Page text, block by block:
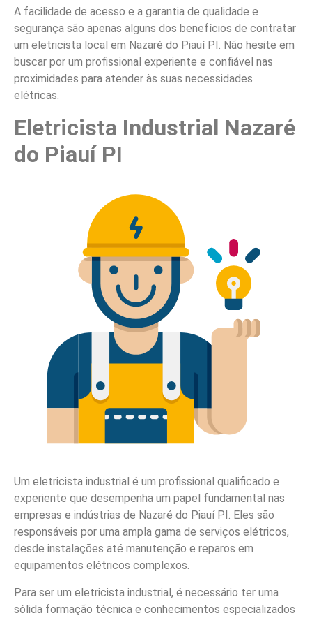
A facilidade de acesso e a garantia de qualidade e
segurança são apenas alguns dos benefícios de contratar
um eletricista local em Nazaré do Piauí PI. Não hesite em
buscar por um profissional experiente e confiável nas
proximidades para atender às suas necessidades
elétricas.
Eletricista Industrial Nazaré
do Piauí PI
Um eletricista industrial é um profissional qualificado e
experiente que desempenha um papel fundamental nas
empresas e indústrias de Nazaré do Piauí PI. Eles são
responsáveis por uma ampla gama de serviços elétricos,
desde instalações até manutenção e reparos em
equipamentos elétricos complexos.
Para ser um eletricista industrial, é necessário ter uma
sólida formação técnica e conhecimentos especializados